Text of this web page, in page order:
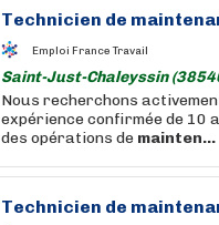
Technicien de
Emploi France Travail
Saint-Just-Chaleyssin
Nous recherchons
expérience confirmée de 10
des opérations de mainten...
Technicien de